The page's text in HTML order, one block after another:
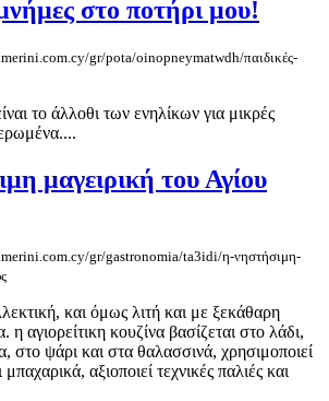
στο ποτήρι μου!
gr/pota/oinopneymatwdh/παιδικές-
το άλλοθι των ενηλίκων για μικρές
μαγειρική του Αγίου
gr/gastronomia/ta3idi/η-νηστήσιμη-
και όμως λιτή και με ξεκάθαρη
η αγιορείτικη κουζίνα βασίζεται στο λάδι,
στο ψάρι και στα θαλασσινά, χρησιμοποιεί
αξιοποιεί τεχνικές παλιές και